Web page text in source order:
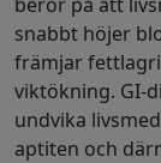
snabbt höjer
främjar
viktökning. GI-
undvika
aptiten och